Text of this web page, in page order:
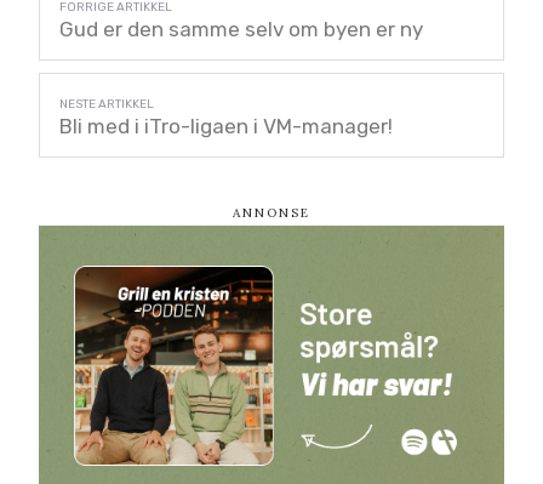
Gud er den samme selv om byen er ny
Bli med i iTro-ligaen i VM-manager!